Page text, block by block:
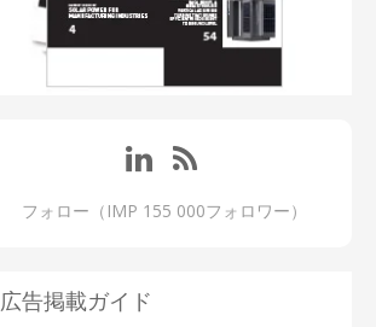
フォロー（IMP 155 000フォロワー）
広告掲載ガイド